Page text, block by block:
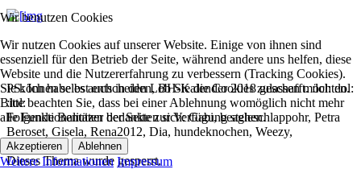
PS: Ich habe es auch in den LBH-Kalender 2018 geschafft. :lol: :lol:
:lol:
Folgende Benutzer bedankten sich:Gabi,beagleschlappohr, Petra
Beroset, Gisela, Rena2012, Dia, hundeknochen, Weezy,
Kaeferchen
Percy
Dieses Thema wurde gesperrt.
Wir benutzen Cookies
Wir nutzen Cookies auf unserer Website. Einige von ihnen sind
essenziell für den Betrieb der Seite, während andere uns helfen, diese
Website und die Nutzererfahrung zu verbessern (Tracking Cookies).
Sie können selbst entscheiden, ob Sie die Cookies zulassen möchten.
Bitte beachten Sie, dass bei einer Ablehnung womöglich nicht mehr
alle Funktionalitäten der Seite zur Verfügung stehen.
Akzeptieren Ablehnen
Weitere Informationen Impressum